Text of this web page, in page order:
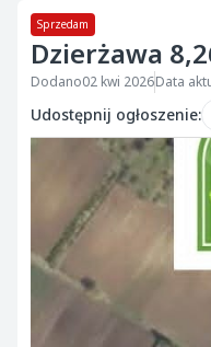
Sprzedam
Dzierżawa
Dodano02 kwi 2026Data
Udostępnij ogłoszenie: